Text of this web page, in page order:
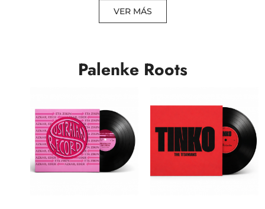
VER MÁS
Palenke Roots